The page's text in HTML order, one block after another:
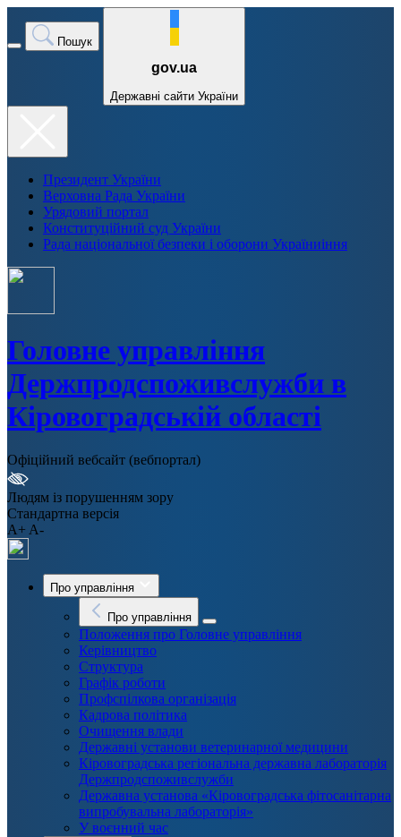
Пошук
gov.ua
Державні сайти України
Президент України
Верховна Рада України
Урядовий портал
Конституційний суд України
Рада національної безпеки і оборони Україниіння
Головне управління
Держпродспоживслужби в
Кіровоградській області
Офіційний вебсайт (вебпортал)
Людям із порушенням зору
Стандартна версія
A+ A-
Про управління
Про управління
Положення про Головне управління
Керівництво
Структура
Графік роботи
Профспілкова організація
Кадрова політика
Очищення влади
Державні установи ветеринарної медицини
Кіровоградська регіональна державна лабораторія
Держпродспоживслужби
Державна установа «Кіровоградська фітосанітарна
випробувальна лабораторія»
У воєнний час